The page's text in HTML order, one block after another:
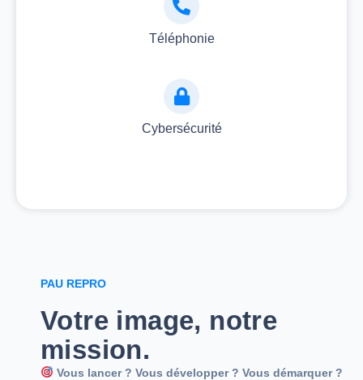
Téléphonie
Cybersécurité
PAU REPRO
Votre image, notre
mission.
Vous lancer ? Vous développer ? Vous démarquer ?